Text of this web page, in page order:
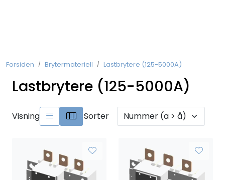
Forsiden Brytermateriell Lastbrytere (125-5000A)
Lastbrytere (125-5000A)
Visning Sorter
Kobberforbindelser
Måling og Instrumentering
Betjeningsmatriell
Brytermateriell